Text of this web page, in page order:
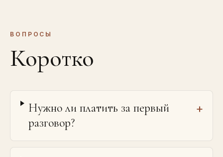
ВОПРОСЫ
Коротко
Нужно ли платить за первый
разговор?
+